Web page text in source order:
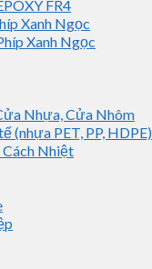
FR4
Xanh Ngọc
Xanh Ngọc
Nhựa, Cửa Nhôm
(nhựa PET, PP, HDPE)
Cách Nhiệt